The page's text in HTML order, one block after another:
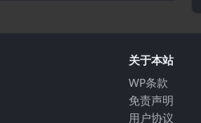
关于本站
WP条款
免责声明
用户协议